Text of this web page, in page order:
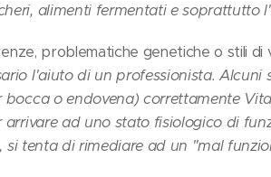
alimenti fermentati e soprattutto
problematiche genetiche o stili di
l'aiuto di un professionista.
o endovena) correttamente
ad uno stato fisiologico di
si tenta di rimediare ad un "mal